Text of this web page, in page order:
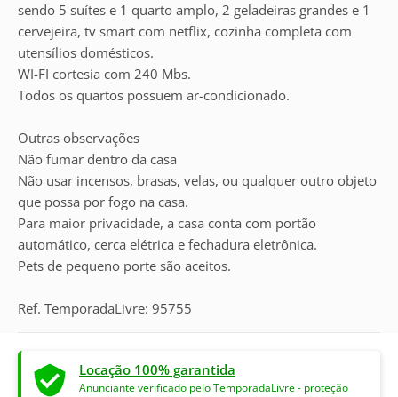
sendo 5 suítes e 1 quarto amplo, 2 geladeiras grandes e 1
cervejeira, tv smart com netflix, cozinha completa com
utensílios domésticos.
WI-FI cortesia com 240 Mbs.
Todos os quartos possuem ar-condicionado.
Outras observações
Não fumar dentro da casa
Não usar incensos, brasas, velas, ou qualquer outro objeto
que possa por fogo na casa.
Para maior privacidade, a casa conta com portão
automático, cerca elétrica e fechadura eletrônica.
Pets de pequeno porte são aceitos.
Ref. TemporadaLivre: 95755
Locação 100% garantida
Anunciante verificado pelo TemporadaLivre - proteção